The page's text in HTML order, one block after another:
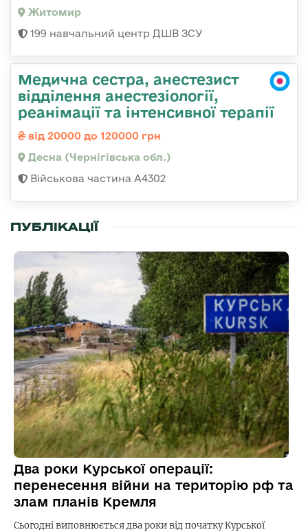
Житомир
199 навчальний центр ДШВ ЗСУ
Медична сестра, анестезист
відділення анестезіології,
реанімації та інтенсивної терапії
від 20000 до 120000 грн
Десна (Чернігівська обл.)
Військова частина А4302
ПУБЛІКАЦІЇ
Два роки Курської операції:
перенесення війни на територію рф та
злам планів Кремля
Сьогодні виповнюється два роки від початку Курської